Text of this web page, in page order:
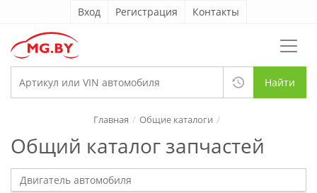
Вход Регистрация Контакты
Найти
Общий каталог запчастей
Главная Общие каталоги